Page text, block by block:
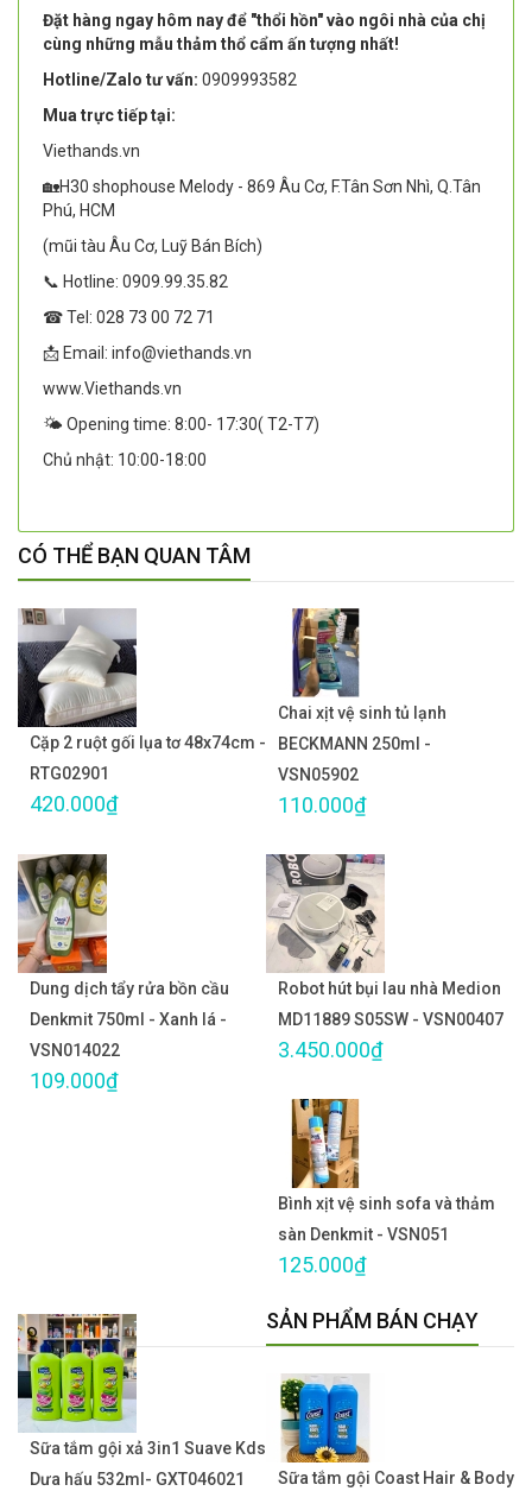
Đặt hàng ngay hôm nay để "thổi hồn" vào ngôi nhà của chị
cùng những mẫu thảm thổ cẩm ấn tượng nhất!
Hotline/Zalo tư vấn: 0909993582
Mua trực tiếp tại:
Viethands.vn
🏡H30 shophouse Melody - 869 Âu Cơ, F.Tân Sơn Nhì, Q.Tân
Phú, HCM
(mũi tàu Âu Cơ, Luỹ Bán Bích)
📞 Hotline: 0909.99.35.82
☎ Tel: 028 73 00 72 71
📩 Email: info@viethands.vn
www.Viethands.vn
🌤️ Opening time: 8:00- 17:30( T2-T7)
Chủ nhật: 10:00-18:00
CÓ THỂ BẠN QUAN TÂM
Cặp 2 ruột gối lụa tơ 48x74cm -
RTG02901
420.000₫
Chai xịt vệ sinh tủ lạnh
BECKMANN 250ml -
VSN05902
110.000₫
Dung dịch tẩy rửa bồn cầu
Denkmit 750ml - Xanh lá -
VSN014022
109.000₫
Robot hút bụi lau nhà Medion
MD11889 S05SW - VSN00407
3.450.000₫
Bình xịt vệ sinh sofa và thảm
sàn Denkmit - VSN051
125.000₫
Sữa tắm gội xả 3in1 Suave Kds
Dưa hấu 532ml- GXT046021
SẢN PHẨM BÁN CHẠY
Sữa tắm gội Coast Hair & Body